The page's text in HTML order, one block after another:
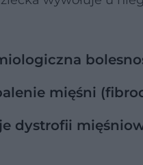
mięśni
dystrofii